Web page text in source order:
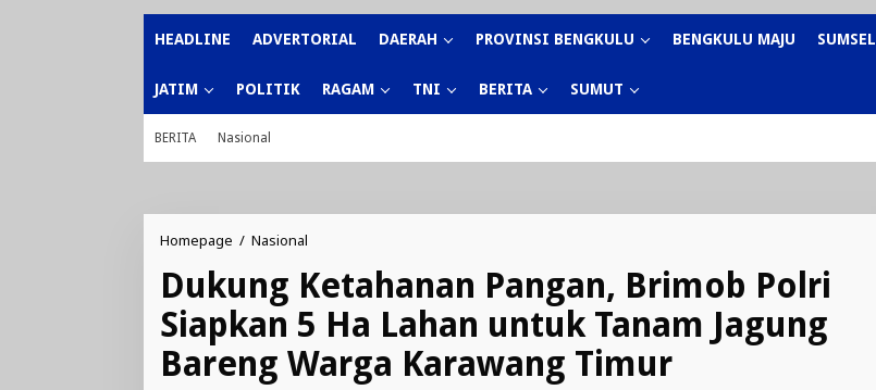
HEADLINE ADVERTORIAL DAERAH PROVINSI BENGKULU BENGKULU MAJU SUMSEL
JATIM POLITIK RAGAM TNI BERITA SUMUT
BERITA Nasional
Homepage / Nasional
Pangan,
Brimob
Polri
Siapkan
5
Ha
Dukung Ketahanan Pangan, Brimob Polri
Siapkan 5 Ha Lahan untuk Tanam Jagung
Bareng Warga Karawang Timur